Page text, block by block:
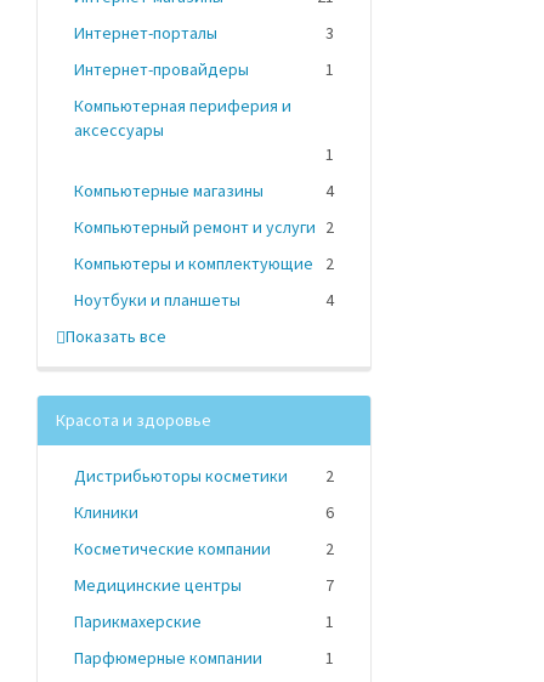
Интернет-порталы
3
Интернет-провайдеры
1
Компьютерная периферия и
аксессуары
1
Компьютерные магазины
4
Компьютерный ремонт и услуги 2
Компьютеры и комплектующие
2
Ноутбуки и планшеты
4
Показать все
Красота и здоровье
Дистрибьюторы косметики
2
Клиники
6
Косметические компании
2
Медицинские центры
7
Парикмахерские
1
Парфюмерные компании
1